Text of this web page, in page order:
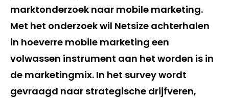
marktonderzoek naar mobile marketing.
Met het onderzoek wil Netsize achterhalen
in hoeverre mobile marketing een
volwassen instrument aan het worden is in
de marketingmix. In het survey wordt
gevraagd naar strategische drijfveren,